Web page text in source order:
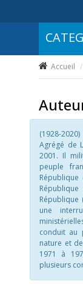
Accueil
(1928-
Agrégé de
2001. Il
peuple
République
une
conduit au
nature et
1971 à
plusieurs